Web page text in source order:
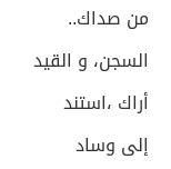
من صداك..
السجن، و القيد
أراك ،استند
إلى وساد